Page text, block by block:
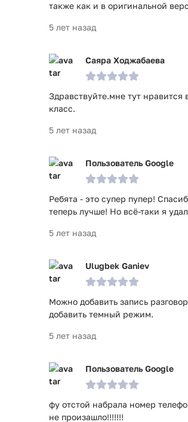
также как и в оригинальной
5 лет назад
Саяра Ходжабаева
Здравствуйте.мне тут
класс.
5 лет назад
Пользователь Google
Ребята - это супер пупер!
теперь лучше! Но всё-таки я
5 лет назад
Ulugbek Ganiev
Можно добавить запись
добавить темный режим.
5 лет назад
Пользователь Google
фу отстой набрала номер
не произашло!!!!!!!